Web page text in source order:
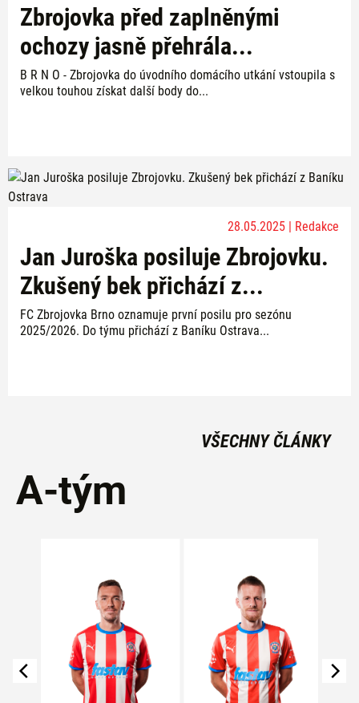
Zbrojovka před zaplněnými
ochozy jasně přehrála...
B R N O - Zbrojovka do úvodního domácího utkání vstoupila s
velkou touhou získat další body do...
28.05.2025 | Redakce
Jan Juroška posiluje Zbrojovku.
Zkušený bek přichází z...
FC Zbrojovka Brno oznamuje první posilu pro sezónu
2025/2026. Do týmu přichází z Baníku Ostrava...
VŠECHNY ČLÁNKY
A-tým